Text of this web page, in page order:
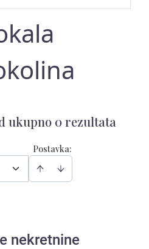
ukupno 0 rezultata
Postavka:
nekretnine